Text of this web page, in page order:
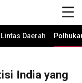
Lintas Daerah
India yang